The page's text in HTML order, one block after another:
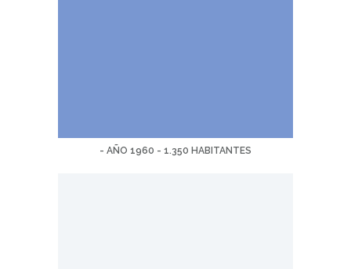
- AÑO 1960 - 1.350 HABITANTES